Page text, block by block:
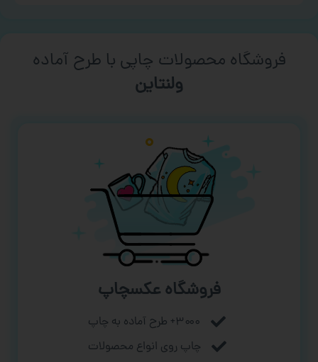
فروشگاه محصولات چاپی با طرح آماده
ورزشی
فروشگاه عکسچاپ
۳۰۰۰+ طرح آماده به چاپ
چاپ روی انواع محصولات